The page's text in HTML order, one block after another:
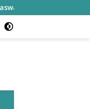
Jatah 7.500